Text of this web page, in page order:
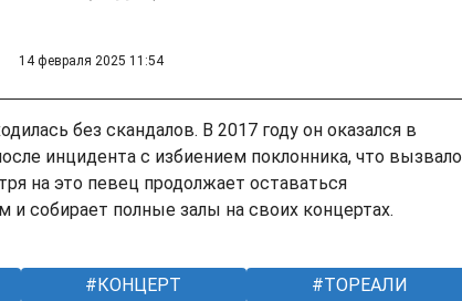
14 февраля 2025 11:54
без скандалов. В 2017 году он оказался в
инцидента с избиением поклонника, что вызвало
на это певец продолжает оставаться
собирает полные залы на своих концертах.
КОНЦЕРТ ТОРЕАЛИ